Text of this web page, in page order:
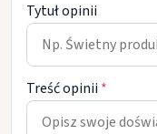
Tytuł opinii
Treść opinii *